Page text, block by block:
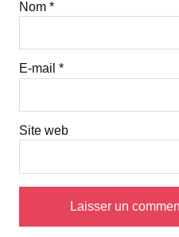
Nom *
E-mail *
Site web